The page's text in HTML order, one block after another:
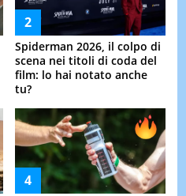
Spiderman 2026, il colpo di
scena nei titoli di coda del
film: lo hai notato anche
tu?